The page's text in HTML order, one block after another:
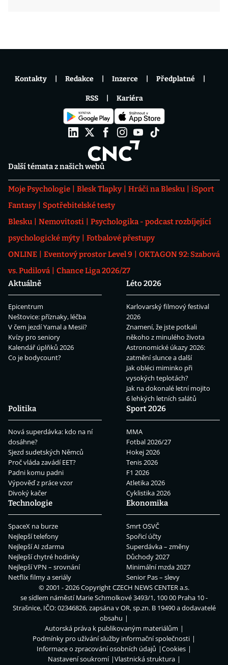
Další témata z našich webů
Moje Psychologie Blesk Tlapky Hráči na Blesku
iSport
Fantasy
Spotřebitelské testy
Blesku
Nemovitosti
Psychologika - podcast rozbíjející
psychologické mýty
Fotbalové přestupy
ONLINE
Eventový prostor Level 9
OKTAGON 92: Szabová
vs. Pudilová
Chance Liga 2026/27
Aktuálně
Epicentrum
Neštovice: příznaky, léčba
V čem jezdí Yamal a Mesii?
Kvízy pro seniory
Kalendář úplňků 2026
Co je bodycount?
Léto 2026
Karlovarský filmový festival
2026
Znamení, že jste potkali
někoho z minulého života
Astronomické úkazy 2026:
zatmění slunce a další
Jak obléci miminko při
vysokých teplotách?
Jak na dokonalé letní mojito
6 lehkých letních salátů
Politika
Nová superdávka: kdo na ní
dosáhne?
Sjezd sudetských Němců
Proč vláda zavádí EET?
Padni komu padni
Výpověď z práce vzor
Divoký kačer
Sport 2026
MMA
Fotbal 2026/27
Hokej 2026
Tenis 2026
F1 2026
Atletika 2026
Cyklistika 2026
Technologie
SpaceX na burze
Nejlepší telefony
Nejlepší AI zdarma
Nejlepší chytré hodinky
Nejlepší VPN – srovnání
Netflix filmy a seriály
Ekonomika
Smrt OSVČ
Spořicí účty
Superdávka – změny
Důchody 2027
Minimální mzda 2027
Senior Pas – slevy
Kontakty Redakce Inzerce Předplatné
RSS Kariéra
© 2001 - 2026 CopyrightCZECH NEWS CENTER a.s.
se sídlem náměstí Marie Schmolkové 3493/1, 100 00 Praha 10 -
Strašnice, IČO: 02346826, zapsána v OR, sp.zn. B 19490 a dodavatelé
obsahu
Autorská práva k publikovaným materiálům
Podmínky pro užívání služby informační společnosti
Informace o zpracování osobních údajů
Cookies
Nastavení soukromí
Vlastnická struktura